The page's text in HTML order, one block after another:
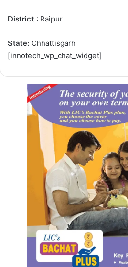
District : Raipur
State: Chhattisgarh
[innotech_wp_chat_widget]